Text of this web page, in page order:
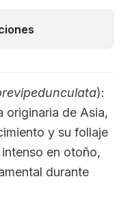
):
originaria de Asia,
y su follaje
en otoño,
durante